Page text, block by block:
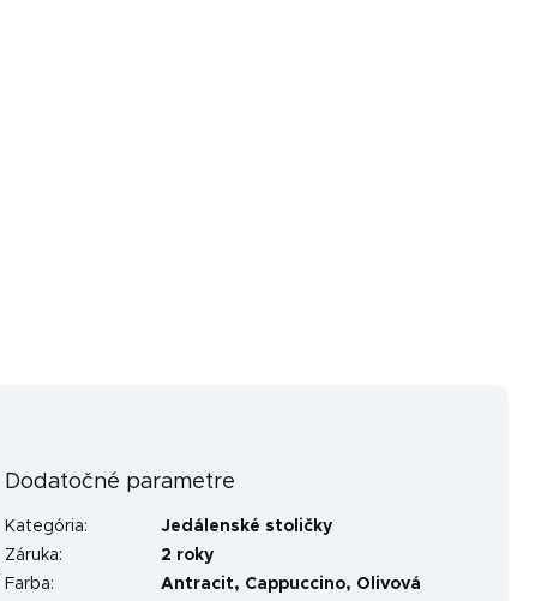
Dodatočné parametre
Kategória:
Jedálenské stoličky
Záruka:
2 roky
Farba: Antracit, Cappuccino, Olivová